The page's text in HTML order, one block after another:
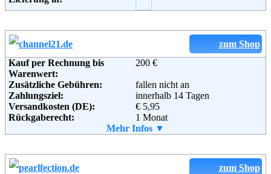
Fax:
+ 49 (0) 5223 180 82 44
Weiterführende
Informationen:
AGB
zum Shop
Kauf per Rechnung bis
Warenwert:
200 €
Zusätzliche Gebühren:
fallen nicht an
Zahlungsziel:
innerhalb 14 Tagen
Versandkosten (DE):
€ 5,95
Rückgaberecht:
1 Monat
Ja
Weitere Zahlungsmethoden:
Mehr Infos ▼
zum Shop